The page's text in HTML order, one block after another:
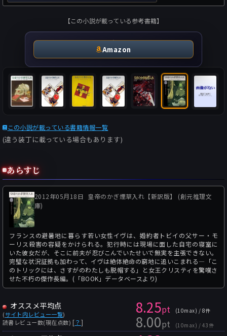
【この小説が載っている参考書籍】
Amazon
この小説が載っている書籍情報一覧
(違う装丁に載っている場合もあります)
あらすじ
2012年05月18日
皇帝のかぎ煙草入れ【新訳版】 (創元推理文
庫)
フランスの避暑地に暮らす若い女性イヴは、婚約者トビイの父サー・モ
ーリス殺害の容疑をかけられる。犯行時には現場に面した自宅の寝室に
いた彼女だが、そこに前夫が忍びこんでいたせいで無実を主張できない。
完璧な状況証拠も加わって、イヴは絶体絶命の窮地に追いこまれる―「こ
のトリックには、さすがのわたしも脱帽する」と女王クリスティを驚嘆さ
せた不朽の傑作長編。(「BOOK」データベースより)
オススメ平均点
(サイト内レビュー一覧)
読書レビュー数(現在点数) [？ ]
8.25pt (10max) / 8件
8.00pt (10max) / 43件